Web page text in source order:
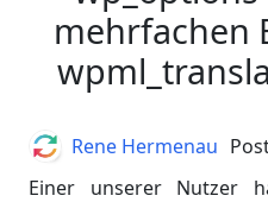
mehrfachen
Einer unserer Nutzer
AuthorRene Hermenau